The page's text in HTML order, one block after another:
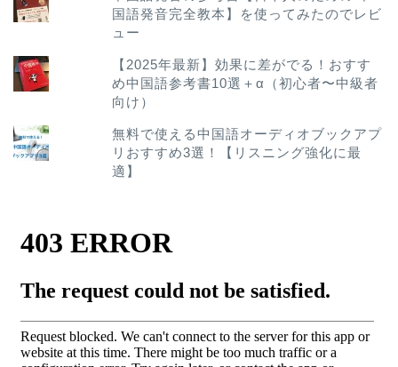
国語発音完全教本】を使ってみたのでレビ
ュー
【2025年最新】効果に差がでる！おすす
め中国語参考書10選＋α（初心者〜中級者
向け）
無料で使える中国語オーディオブックアプ
リおすすめ3選！【リスニング強化に最
適】